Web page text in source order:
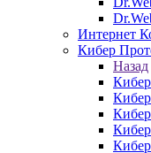
Интернет
Кибер
Назад